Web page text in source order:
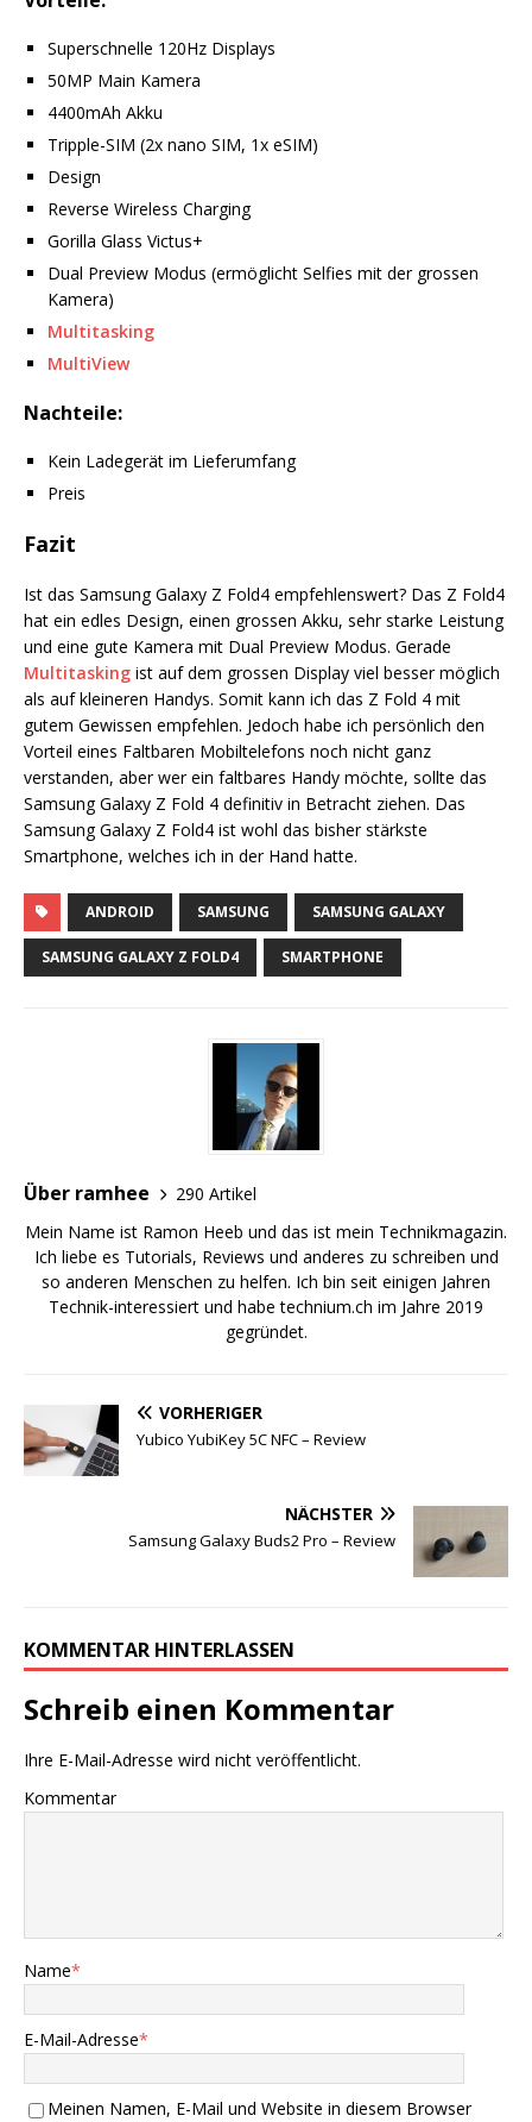
Superschnelle 120Hz Displays
50MP Main Kamera
4400mAh Akku
Tripple-SIM (2x nano SIM, 1x eSIM)
Design
Reverse Wireless Charging
Gorilla Glass Victus+
Dual Preview Modus (ermöglicht Selfies mit der grossen
Kamera)
Multitasking
MultiView
Nachteile:
Kein Ladegerät im Lieferumfang
Preis
Fazit
Ist das Samsung Galaxy Z Fold4 empfehlenswert? Das Z Fold4
hat ein edles Design, einen grossen Akku, sehr starke Leistung
und eine gute Kamera mit Dual Preview Modus. Gerade
Multitasking ist auf dem grossen Display viel besser möglich
als auf kleineren Handys. Somit kann ich das Z Fold 4 mit
gutem Gewissen empfehlen. Jedoch habe ich persönlich den
Vorteil eines Faltbaren Mobiltelefons noch nicht ganz
verstanden, aber wer ein faltbares Handy möchte, sollte das
Samsung Galaxy Z Fold 4 definitiv in Betracht ziehen. Das
Samsung Galaxy Z Fold4 ist wohl das bisher stärkste
Smartphone, welches ich in der Hand hatte.
ANDROID SAMSUNG SAMSUNG GALAXY
SAMSUNG GALAXY Z FOLD4 SMARTPHONE
Über ramhee
290 Artikel
Mein Name ist Ramon Heeb und das ist mein Technikmagazin.
Ich liebe es Tutorials, Reviews und anderes zu schreiben und
so anderen Menschen zu helfen. Ich bin seit einigen Jahren
Technik-interessiert und habe technium.ch im Jahre 2019
gegründet.
VORHERIGER
Yubico YubiKey 5C NFC – Review
NÄCHSTER
Samsung Galaxy Buds2 Pro – Review
KOMMENTAR HINTERLASSEN
Schreib einen Kommentar
Ihre E-Mail-Adresse wird nicht veröffentlicht.
Kommentar
Name*
E-Mail-Adresse*
Meinen Namen, E-Mail und Website in diesem Browser